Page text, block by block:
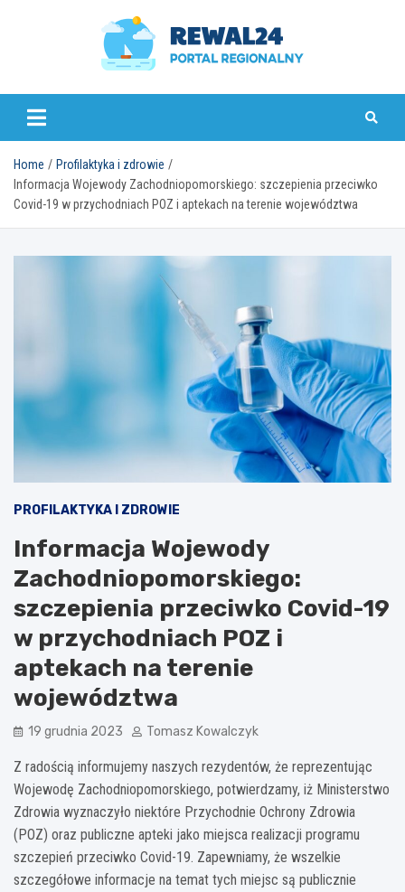
rewal24.pl
Home
Profilaktyka i zdrowie
Informacja Wojewody Zachodniopomorskiego: szczepienia przeciwko
Covid-19 w przychodniach POZ i aptekach na terenie województwa
PROFILAKTYKA I ZDROWIE
Informacja Wojewody
Zachodniopomorskiego:
szczepienia przeciwko Covid-19
w przychodniach POZ i
aptekach na terenie
województwa
19 grudnia 2023 Tomasz Kowalczyk
Z radością informujemy naszych rezydentów, że reprezentując
Wojewodę Zachodniopomorskiego, potwierdzamy, iż Ministerstwo
Zdrowia wyznaczyło niektóre Przychodnie Ochrony Zdrowia
(POZ) oraz publiczne apteki jako miejsca realizacji programu
szczepień przeciwko Covid-19. Zapewniamy, że wszelkie
szczegółowe informacje na temat tych miejsc są publicznie